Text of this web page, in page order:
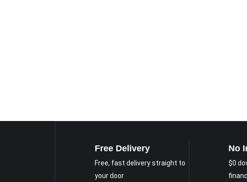
Free Delivery
Free, fast delivery straight to
your door
No
$0